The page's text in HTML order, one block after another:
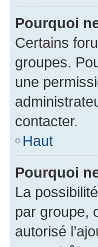
Pourquoi
Certains
groupes.
une
contacter.
Haut
Pourquoi
La
par groupe,
autorisé